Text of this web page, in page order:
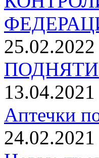
25.02.2022
13.04.2021
Аптечки
24.02.2021